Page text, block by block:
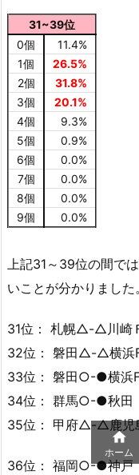
31~39位
0個
11.4%
1個
26.5%
2個
31.8%
3個
20.1%
4個
9.3%
5個
0.9%
6個
0.0%
7個
0.0%
8個
0.0%
9個
0.0%
上記31～39位の間で
いことが分かりました。
31位： 札幌△-△川崎
32位： 磐田△-△横浜
33位： 磐田○-●横浜
34位： 群馬○-●秋田
35位： 甲府△-△鹿児
36位： 福岡○-●神戸

ホーム